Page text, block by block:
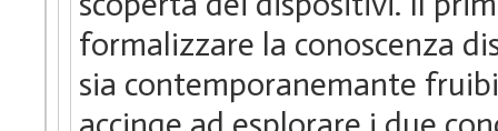
formalizzare la conoscenza
sia contemporanemante